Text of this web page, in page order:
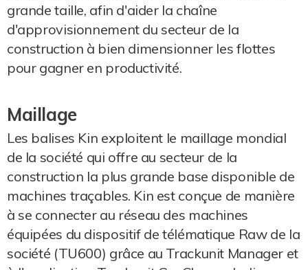
grande taille, afin d'aider la chaîne
d'approvisionnement du secteur de la
construction à bien dimensionner les flottes
pour gagner en productivité.
Maillage
Les balises Kin exploitent le maillage mondial
de la société qui offre au secteur de la
construction la plus grande base disponible de
machines traçables. Kin est conçue de manière
à se connecter au réseau des machines
équipées du dispositif de télématique Raw de la
société (TU600) grâce au Trackunit Manager et